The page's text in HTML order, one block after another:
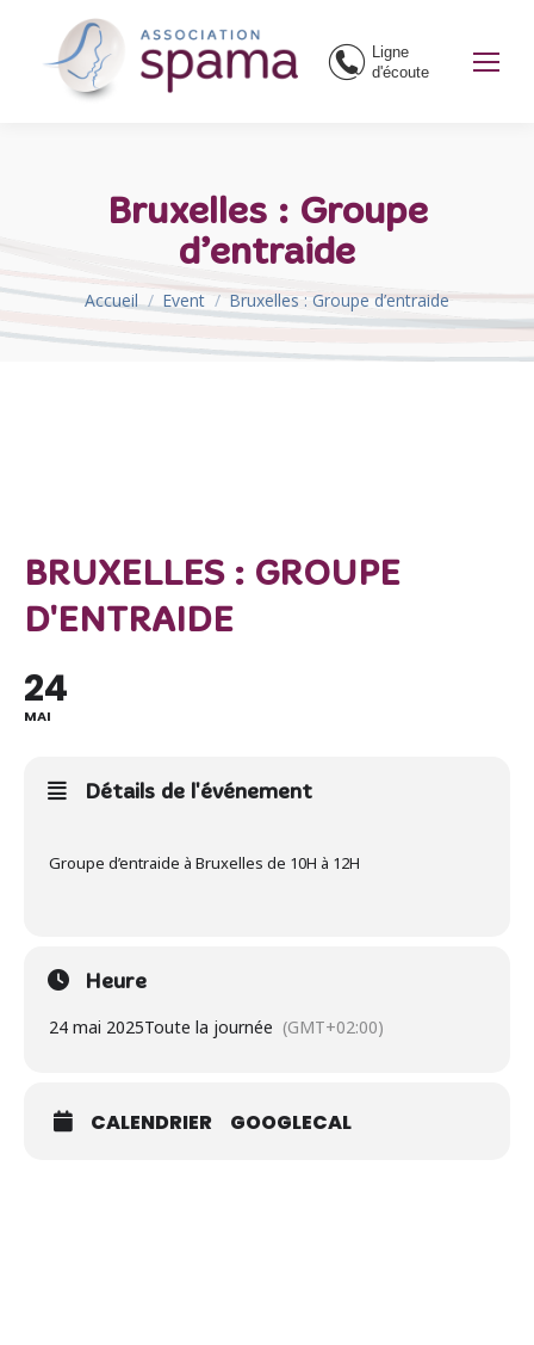
Ligne
d'écoute
Bruxelles : Groupe
d’entraide
Vous êtes ici :
Accueil Event Bruxelles : Groupe d’entraide
BRUXELLES : GROUPE
D'ENTRAIDE
24
MAI
Détails de l'événement
Groupe d’entraide à Bruxelles de 10H à 12H
Heure
24 mai 2025Toute la journée (GMT+02:00)
CALENDRIER GOOGLECAL